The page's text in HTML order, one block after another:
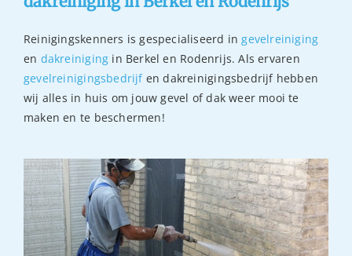
Reinigingskenners is gespecialiseerd ingevelreiniging
en dakreiniging in Berkel en Rodenrijs. Als ervaren
gevelreinigingsbedrijfen dakreinigingsbedrijf hebben
wij alles in huis om jouw gevel of dak weer mooi te
maken en te beschermen!